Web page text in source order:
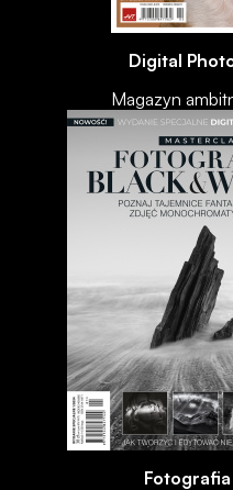
Digital
Magazyn